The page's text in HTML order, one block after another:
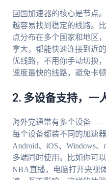
回国加速器的核心是节点
越容易找到稳定的线路。
点分布在多个国家和地区
拿大，都能快速连接到近
优线路，不用你手动切换
速度最快的线路，避免卡顿
2. 多设备支持，一
海外党通常有多个设备
每个设备都装不同的加速器
Android、iOS、Windows
多端同时使用。比如你可
NBA直播，电脑打开央视